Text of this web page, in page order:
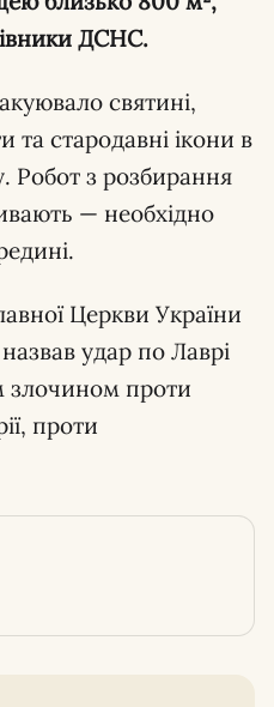
ДСНС.
святині,
та стародавні ікони в
Робот з розбирання
— необхідно
Церкви України
удар по Лаврі
злочином проти
проти